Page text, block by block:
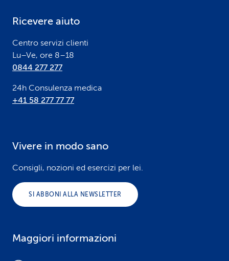
Ricevere aiuto
Centro servizi clienti
Lu–Ve, ore 8–18
0844 277 277
24h Consulenza medica
+41 58 277 77 77
Vivere in modo sano
Consigli, nozioni ed esercizi per lei.
SI ABBONI ALLA NEWSLETTER
Maggiori informazioni